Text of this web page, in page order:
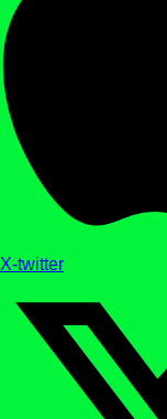
X-twitter